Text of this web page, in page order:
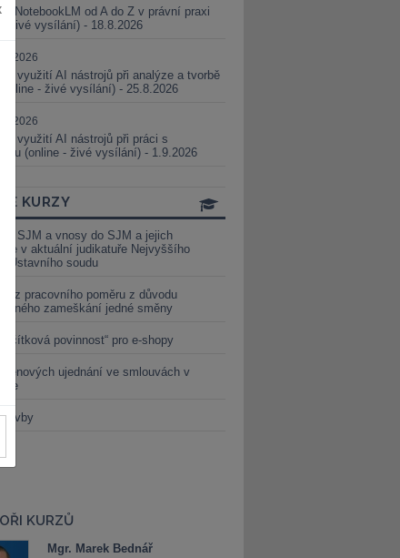
a NotebookLM od A do Z v právní praxi
- živé vysílání) - 18.8.2026
využití AI nástrojů při analýze a tvorbě
(online - živé vysílání) - 25.8.2026
využití AI nástrojů při práci s
(online - živé vysílání) - 1.9.2026
KURZY
ze SJM a vnosy do SJM a jejich
v aktuální judikatuře Nejvyššího
a Ústavního soudu
z pracovního poměru z důvodu
zameškání jedné směny
povinnost“ pro e-shopy
cenových ujednání ve smlouvách v
KURZŮ
Mgr. Marek Bednář